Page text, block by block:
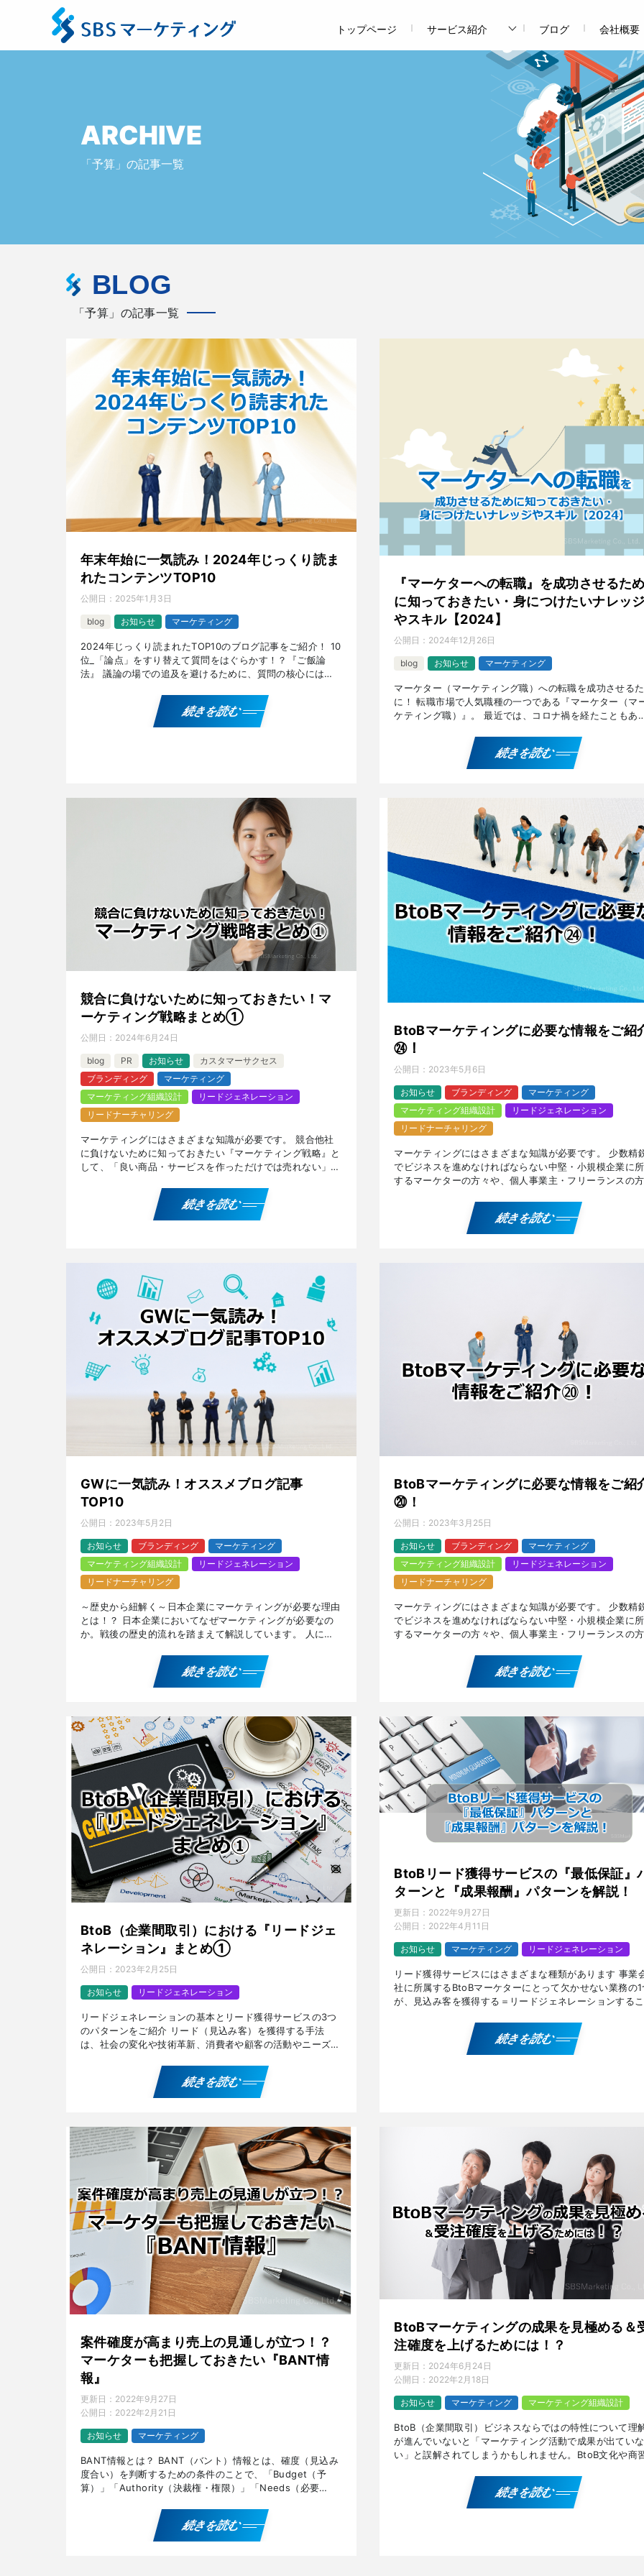
トップページ サービス紹介 ブログ 会社概要
ARCHIVE
「予算」の記事一覧
BLOG
「予算」の記事一覧
年末年始に一気読み！2024年じっくり読ま
れたコンテンツTOP10
公開日： 2025年1月3日
blog お知らせ マーケティング
2024年じっくり読まれたTOP10のブログ記事をご紹介！ 10
位_「論点」をすり替えて質問をはぐらかす！？『ご飯論
法』 議論の場での追及を避けるために、質問の核心には触
続きを読む
『マーケターへの転職』を成功させるた
に知っておきたい・身につけたいナレッ
やスキル【2024】
公開日： 2024年12月26日
blog お知らせ マーケティング
マーケター（マーケティング職）への転職を成功させる
に！ 転職市場で人気職種の一つである『マーケター（マ
ケティング職）』。 最近では、コロナ禍を経たこともあ
続きを読む
競合に負けないために知っておきたい！マ
ーケティング戦略まとめ①
公開日： 2024年6月24日
blog PR お知らせ
カスタマーサクセス
ブランディング
マーケティング
マーケティング組織設計
リードジェネレーション
リードナーチャリング
マーケティングにはさまざまな知識が必要です。 競合他社
に負けないために知っておきたい『マーケティング戦略』と
して、「良い商品・サービスを作っただけでは売れない」を
続きを読む
BtoBマーケティングに必要な情報をご紹
㉔！
公開日： 2023年5月6日
お知らせ ブランディング
マーケティング
マーケティング組織設計
リードジェネレーション
リードナーチャリング
マーケティングにはさまざまな知識が必要です。 少数精
でビジネスを進めなければならない中堅・小規模企業に
するマーケターの方々や、個人事業主・フリーランスの
続きを読む
GWに一気読み！オススメブログ記事
TOP10
公開日： 2023年5月2日
お知らせ ブランディング
マーケティング
マーケティング組織設計
リードジェネレーション
リードナーチャリング
～歴史から紐解く～日本企業にマーケティングが必要な理由
とは！？ 日本企業においてなぜマーケティングが必要なの
か。戦後の歴史的流れを踏まえて解説しています。 人によ
続きを読む
BtoBマーケティングに必要な情報をご紹
⑳！
公開日： 2023年3月25日
お知らせ ブランディング
マーケティング
マーケティング組織設計
リードジェネレーション
リードナーチャリング
マーケティングにはさまざまな知識が必要です。 少数精
でビジネスを進めなければならない中堅・小規模企業に
するマーケターの方々や、個人事業主・フリーランスの
続きを読む
BtoB（企業間取引）における『リードジェ
ネレーション』まとめ①
公開日： 2023年2月25日
お知らせ リードジェネレーション
リードジェネレーションの基本とリード獲得サービスの3つ
のパターンをご紹介 リード（見込み客）を獲得する手法
は、社会の変化や技術革新、消費者や顧客の活動やニーズに
続きを読む
BtoBリード獲得サービスの『最低保証』
ターンと『成果報酬』パターンを解説！
更新日： 2022年9月27日
公開日： 2022年4月11日
お知らせ マーケティング リードジェネレーション
リード獲得サービスにはさまざまな種類があります 事業
社に所属するBtoBマーケターにとって欠かせない業務の1
が、見込み客を獲得する＝リードジェネレーションするこ
続きを読む
案件確度が高まり売上の見通しが立つ！？
マーケターも把握しておきたい『BANT情
報』
更新日： 2022年9月27日
公開日： 2022年2月21日
お知らせ マーケティング
BANT情報とは？ BANT（バント）情報とは、確度（見込み
度合い）を判断するための条件のことで、「Budget（予
算）」「Authority（決裁権・権限）」「Needs（必要
続きを読む
BtoBマーケティングの成果を見極める＆
注確度を上げるためには！？
更新日： 2024年6月24日
公開日： 2022年2月18日
お知らせ マーケティング マーケティング組織設計
BtoB（企業間取引）ビジネスならではの特性について理
が進んでいないと「マーケティング活動で成果が出ていな
い」と誤解されてしまうかもしれません。BtoB文化や商
続きを読む